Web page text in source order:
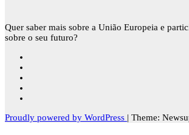
Quer saber mais sobre a União Europeia e
sobre o seu futuro?
Proudly powered by WordPress | Theme: